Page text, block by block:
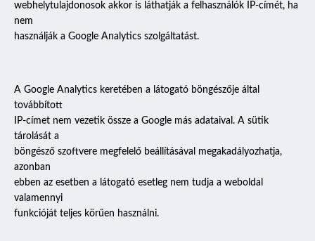
webhelytulajdonosok akkor is láthatják a felhasználók IP-címét, ha
nem
használják a Google Analytics szolgáltatást.
A Google Analytics keretében a látogató böngészője által
továbbított
IP-címet nem vezetik össze a Google más adataival. A sütik
tárolását a
böngésző szoftvere megfelelő beállításával megakadályozhatja,
azonban
ebben az esetben a látogató esetleg nem tudja a weboldal
valamennyi
funkcióját teljes körűen használni.